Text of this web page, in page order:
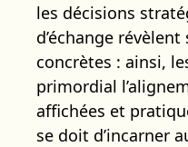
les décisions
d’échange
concrètes : ainsi,
primordial
affichées et
se doit d’incarner